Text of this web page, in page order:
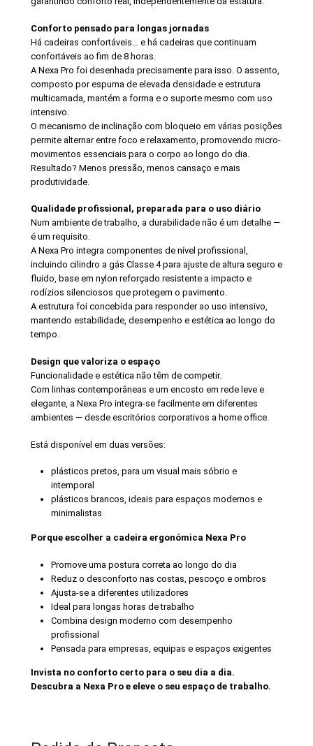
Conforto pensado para longas jornadas
Há cadeiras confortáveis… e há cadeiras que continuam
confortáveis ao fim de 8 horas.
A Nexa Pro foi desenhada precisamente para isso. O assento,
composto por espuma de elevada densidade e estrutura
multicamada, mantém a forma e o suporte mesmo com uso
intensivo.
O mecanismo de inclinação com bloqueio em várias posições
permite alternar entre foco e relaxamento, promovendo micro-
movimentos essenciais para o corpo ao longo do dia.
Resultado? Menos pressão, menos cansaço e mais
produtividade.
Qualidade profissional, preparada para o uso diário
Num ambiente de trabalho, a durabilidade não é um detalhe —
é um requisito.
A Nexa Pro integra componentes de nível profissional,
incluindo cilindro a gás Classe 4 para ajuste de altura seguro e
fluido, base em nylon reforçado resistente a impacto e
rodízios silenciosos que protegem o pavimento.
A estrutura foi concebida para responder ao uso intensivo,
mantendo estabilidade, desempenho e estética ao longo do
tempo.
Design que valoriza o espaço
Funcionalidade e estética não têm de competir.
Com linhas contemporâneas e um encosto em rede leve e
elegante, a Nexa Pro integra-se facilmente em diferentes
ambientes — desde escritórios corporativos a home office.
Está disponível em duas versões:
plásticos pretos, para um visual mais sóbrio e
intemporal
plásticos brancos, ideais para espaços modernos e
minimalistas
Porque escolher a cadeira ergonómica Nexa Pro
Promove uma postura correta ao longo do dia
Reduz o desconforto nas costas, pescoço e ombros
Ajusta-se a diferentes utilizadores
Ideal para longas horas de trabalho
Combina design moderno com desempenho
profissional
Pensada para empresas, equipas e espaços exigentes
Invista no conforto certo para o seu dia a dia.
Descubra a Nexa Pro e eleve o seu espaço de trabalho.